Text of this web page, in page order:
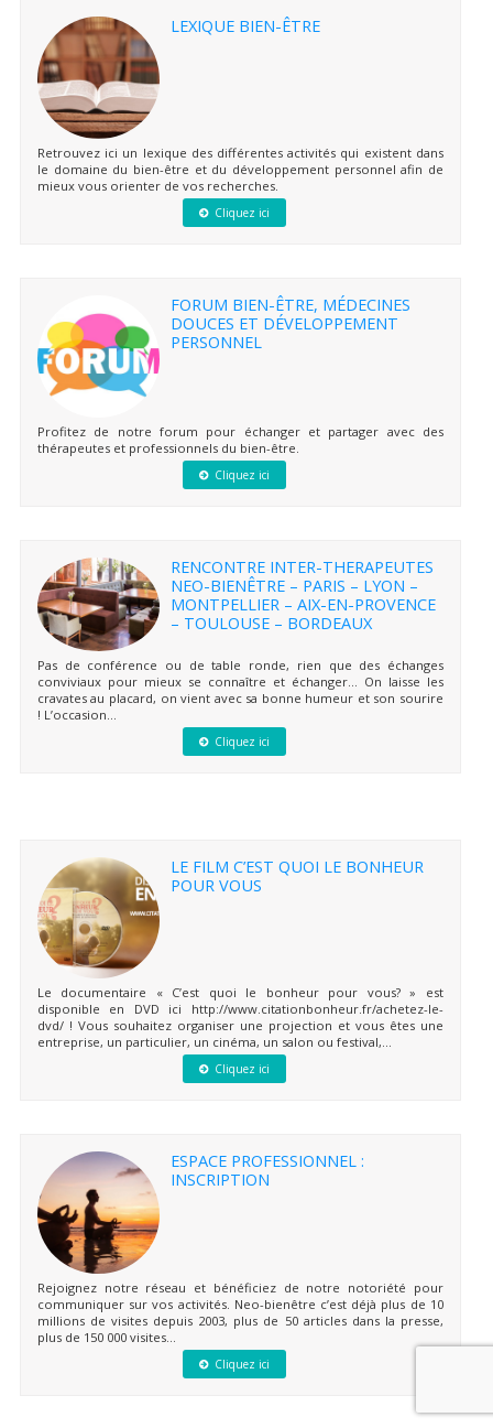
LEXIQUE BIEN-ÊTRE
Retrouvez ici un lexique des différentes activités qui existent dans
le domaine du bien-être et du développement personnel afin de
mieux vous orienter de vos recherches.
Cliquez ici
FORUM BIEN-ÊTRE, MÉDECINES
DOUCES ET DÉVELOPPEMENT
PERSONNEL
Profitez de notre forum pour échanger et partager avec des
thérapeutes et professionnels du bien-être.
Cliquez ici
RENCONTRE INTER-THERAPEUTES
NEO-BIENÊTRE – PARIS – LYON –
MONTPELLIER – AIX-EN-PROVENCE
– TOULOUSE – BORDEAUX
Pas de conférence ou de table ronde, rien que des échanges
conviviaux pour mieux se connaître et échanger… On laisse les
cravates au placard, on vient avec sa bonne humeur et son sourire
! L’occasion...
Cliquez ici
LE FILM C’EST QUOI LE BONHEUR
POUR VOUS
Le documentaire « C’est quoi le bonheur pour vous? » est
disponible en DVD ici http://www.citationbonheur.fr/achetez-le-
dvd/ ! Vous souhaitez organiser une projection et vous êtes une
entreprise, un particulier, un cinéma, un salon ou festival,...
Cliquez ici
ESPACE PROFESSIONNEL :
INSCRIPTION
Rejoignez notre réseau et bénéficiez de notre notoriété pour
communiquer sur vos activités. Neo-bienêtre c’est déjà plus de 10
millions de visites depuis 2003, plus de 50 articles dans la presse,
plus de 150 000 visites...
Cliquez ici